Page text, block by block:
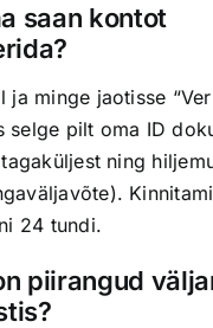
saan kontot
ja minge jaotisse
selge pilt oma ID
ning
24 tundi.
piirangud